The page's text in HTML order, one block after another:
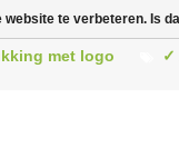
met logo
✓
website te verbeteren. Is